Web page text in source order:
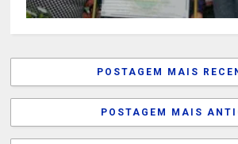
POSTAGEM MAIS
POSTAGEM MAIS